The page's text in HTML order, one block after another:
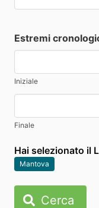
Estremi
Iniziale
Finale
Hai selezionato il
Mantova
Cerca